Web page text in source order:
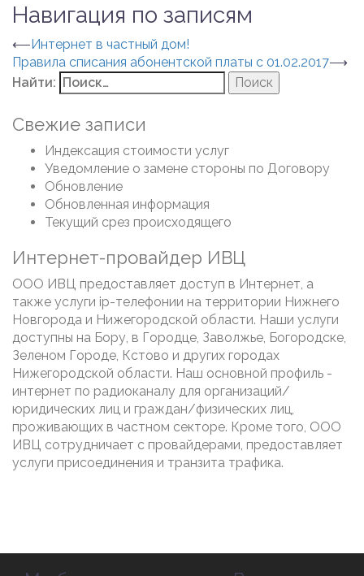
Навигация по записям
⟵Интернет в частный дом!
Правила списания абонентской платы с 01.02.2017⟶
Найти:
Свежие записи
Индексация стоимости услуг
Уведомление о замене стороны по Договору
Обновление
Обновленная информация
Текущий срез происходящего
Интернет-провайдер ИВЦ
ООО ИВЦ предоставляет доступ в Интернет, а
также услуги ip-телефонии на территории Нижнего
Новгорода и Нижегородской области. Наши услуги
доступны на Бору, в Городце, Заволжье, Богородске,
Зеленом Городе, Кстово и других городах
Нижегородской области. Наш основной профиль -
интернет по радиоканалу для организаций/
юридических лиц и граждан/физических лиц,
проживающих в частном секторе. Кроме того, ООО
ИВЦ сотрудничает с провайдерами, предоставляет
услуги присоединения и транзита трафика.